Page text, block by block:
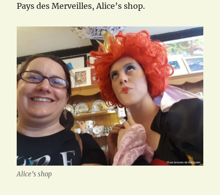
Pays des Merveilles, Alice’s shop.
Alice’s shop